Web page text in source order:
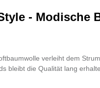
- Modische
verleiht dem
bleibt die Qualität lang